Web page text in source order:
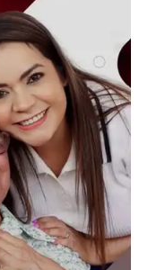
a sus
de continuar
sus
respuesta por
por Samantha
mientras miles de
del Día de la
de